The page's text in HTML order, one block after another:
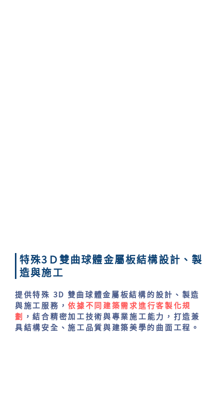
特殊3Ｄ雙曲球體金屬板結構設計、製
造與施工
提供特殊 3D 雙曲球體金屬板結構的設計、製造
與施工服務，依據不同建築需求進行客製化規
劃 ，結合精密加工技術與專業施工能力，打造兼
具結構安全、施工品質與建築美學的曲面工程。